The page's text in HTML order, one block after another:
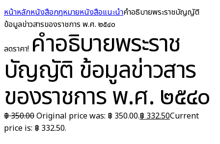
หน้าหลักหนังสือกฎหมายหนังสือแนะนำคำอธิบายพระราชบัญญัติ
ข้อมูลข่าวสารของราชการ พ.ศ. ๒๕๔๐
ลดราคา! คำอธิบายพระราช
บัญญัติ ข้อมูลข่าวสาร
ของราชการ พ.ศ. ๒๕๔๐
฿350.00Original price was: ฿ 350.00.฿ 332.50Current
price is: ฿ 332.50.